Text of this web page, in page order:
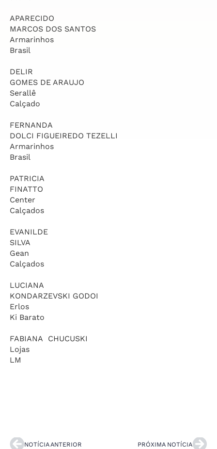
APARECIDO
MARCOS DOS SANTOS
Armarinhos
Brasil
DELIR
GOMES DE ARAUJO
Serallê
Calçado
FERNANDA
DOLCI FIGUEIREDO TEZELLI
Armarinhos
Brasil
PATRICIA
FINATTO
Center
Calçados
EVANILDE
SILVA
Gean
Calçados
LUCIANA
KONDARZEVSKI GODOI
Erlos
Ki Barato
FABIANA CHUCUSKI
Lojas
LM
NOTÍCIA ANTERIOR PRÓXIMA NOTÍCIA